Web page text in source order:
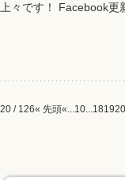
上々です！ Facebook
20 / 126« 先頭«...10...181920